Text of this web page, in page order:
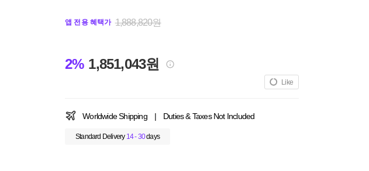
앱 전용 혜택가 1,888,820원
2% 1,851,043원
Like
Worldwide Shipping | Duties & Taxes Not Included
Standard Delivery 14 - 30days